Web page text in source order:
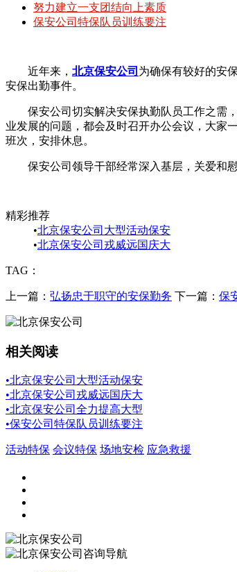
努力建立一支团结向上素质
保安公司特保队员训练要注
近年来， 北京保安公司 为确保有较好的安
安保出勤事件。
保安公司切实解决安保执勤队员工作之需，
业发展的问题，都会及时召开办公会议，大家
班次，安排休息。
保安公司领导干部经常深入基层，关爱和慰
精彩推荐
•北京保安公司大型活动保安
•北京保安公司戎威远国庆大
TAG：
上一篇： 弘扬忠于职守的安保勤务 下一篇： 保
相关阅读
•北京保安公司大型活动保安
•北京保安公司戎威远国庆大
•北京保安公司全力提高大型
•保安公司特保队员训练要注
活动特保 会议特保 场地安检 应急救援
咨询导航